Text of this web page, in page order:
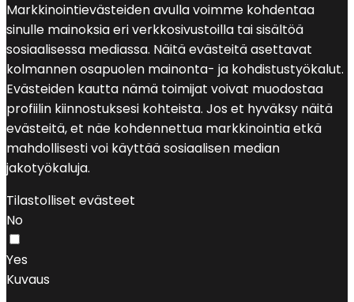
Markkinointievästeiden avulla voimme kohdentaa
sinulle mainoksia eri verkkosivustoilla tai sisältöä
sosiaalisessa mediassa. Näitä evästeitä asettavat
kolmannen osapuolen mainonta- ja kohdistustyökalut.
Evästeiden kautta nämä toimijat voivat muodostaa
profiilin kiinnostuksesi kohteista. Jos et hyväksy näitä
evästeitä, et näe kohdennettua markkinointia etkä
mahdollisesti voi käyttää sosiaalisen median
jakotyökaluja.
Tilastolliset evästeet
No
Yes
Kuvaus